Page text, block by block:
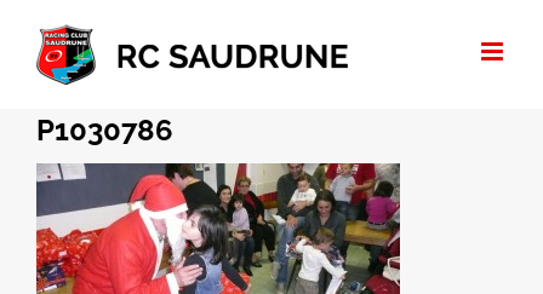
Passer
contenu
P1030786